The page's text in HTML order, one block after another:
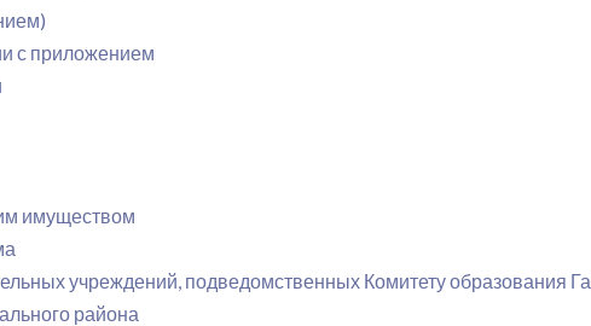
с приложением
имуществом
учреждений, подведомственных Комитету образования
района